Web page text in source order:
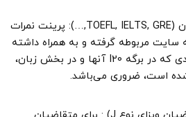
21- پرینت نمرات آزمون زبان (TOEFL, IELTS, GRE,…): پرینت نمرات
سایت مربوطه گرفته و به همراه داشته
باشید. این پرینت برای افرادی که در برگه I20 آنها و در بخش زبان،